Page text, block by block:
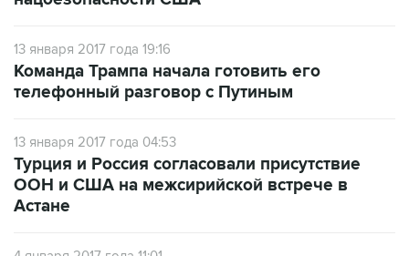
13 января 2017 года 19:16
телефонный разговор с Путиным
13 января 2017 года 04:53
ООН и США на межсирийской встрече в
Астане